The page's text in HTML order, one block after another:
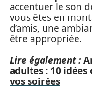
accentuer le son
vous êtes en
d’amis, une
être appropriée.
Lire également :
adultes : 10
vos soirées